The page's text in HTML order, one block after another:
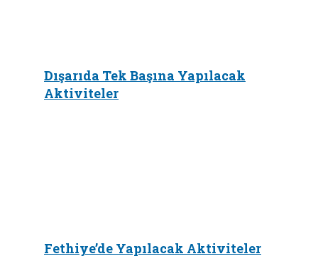
Dışarıda Tek Başına Yapılacak
Aktiviteler
Fethiye’de Yapılacak Aktiviteler